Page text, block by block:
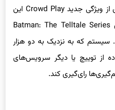
تأثیرهای خود را می‌گذاشتند. بازی از ویژگی جدید Crowd Play این
استودیو که پیش از این در بازی Batman: The Telltale Series
سیستم که به نزدیک به دو هزار
از توییچ یا دیگر سرویس‌های
رای‌گیری کند.